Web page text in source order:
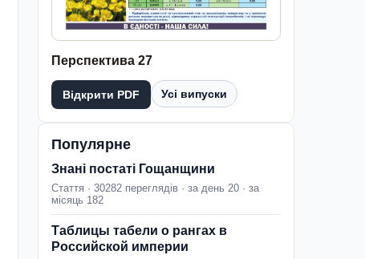
Перспектива 27
Відкрити PDF Усі випуски
Популярне
Знані постаті Гощанщини
Стаття · 30282 переглядів · за день 20 · за
місяць 182
Таблицы табели о рангах в
Российской империи